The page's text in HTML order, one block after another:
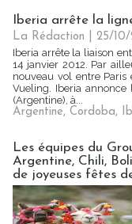
Iberia arrête la
La Rédaction | 25/10/
Iberia arrête la liaison
14 janvier 2012. Par
nouveau vol entre
Vueling. Iberia
(Argentine), à...
Argentine, Cordoba,
Les équipes du
Argentine, Chili,
de joyeuses fêtes